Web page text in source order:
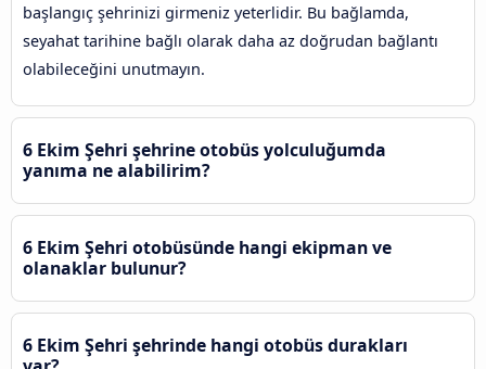
başlangıç şehrinizi girmeniz yeterlidir. Bu bağlamda,
seyahat tarihine bağlı olarak daha az doğrudan bağlantı
olabileceğini unutmayın.
6 Ekim Şehri şehrine otobüs yolculuğumda
yanıma ne alabilirim?
6 Ekim Şehri otobüsünde hangi ekipman ve
olanaklar bulunur?
6 Ekim Şehri şehrinde hangi otobüs durakları